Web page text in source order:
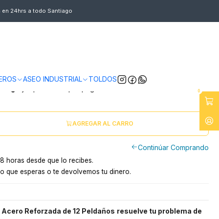
ASEO INDUSTRIAL TOLDOS
0
en 24hrs a todo Santiago
ARTICULADA ACERO 3.5 M
AGREGAR AL CARRO
Continúar Comprando
horas desde que lo recibes.
que esperas o te devolvemos tu dinero.
Reforzada de 12 Peldaños resuelve tu problema de